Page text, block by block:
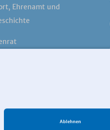
Ehrenamt und